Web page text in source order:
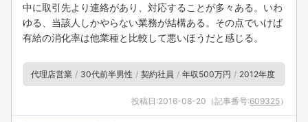
中に取引先より連絡があり、対応することが多々ある。いわ
ゆる、当該人しかやらない業務が結構ある。その点でいけば
有給の消化率は他業種と比較して悪いほうだと感じる。
代理店営業 30代前半男性 契約社員 年収500万円 2012年度
投稿日:2016-08-20 （記事番号:609325）